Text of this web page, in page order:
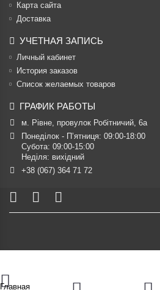
Карта сайта
Доставка
УЧЕТНАЯ ЗАПИСЬ
Личный кабинет
История заказов
Список желаемых товаров
ГРАФИК РАБОТЫ
м. Рівне, провулок Робітничий, 6а
Понеділок - П’ятниця: 09:00-18:00
Субота: 09:00-15:00
Неділя: вихідний
+38 (067) 364 71 72
Главная